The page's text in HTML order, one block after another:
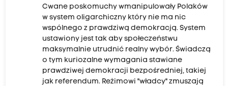
Cwane poskomuchy wmanipulowały Polaków
w system oligarchiczny który nie ma nic
wspólnego z prawdziwą demokracją. System
ustawiony jest tak aby społeczeństwu
maksymalnie utrudnić realny wybór. Świadczą
o tym kuriozalne wymagania stawiane
prawdziwej demokracji bezpośredniej, takiej
jak referendum. Reżimowi "władcy" zmuszają